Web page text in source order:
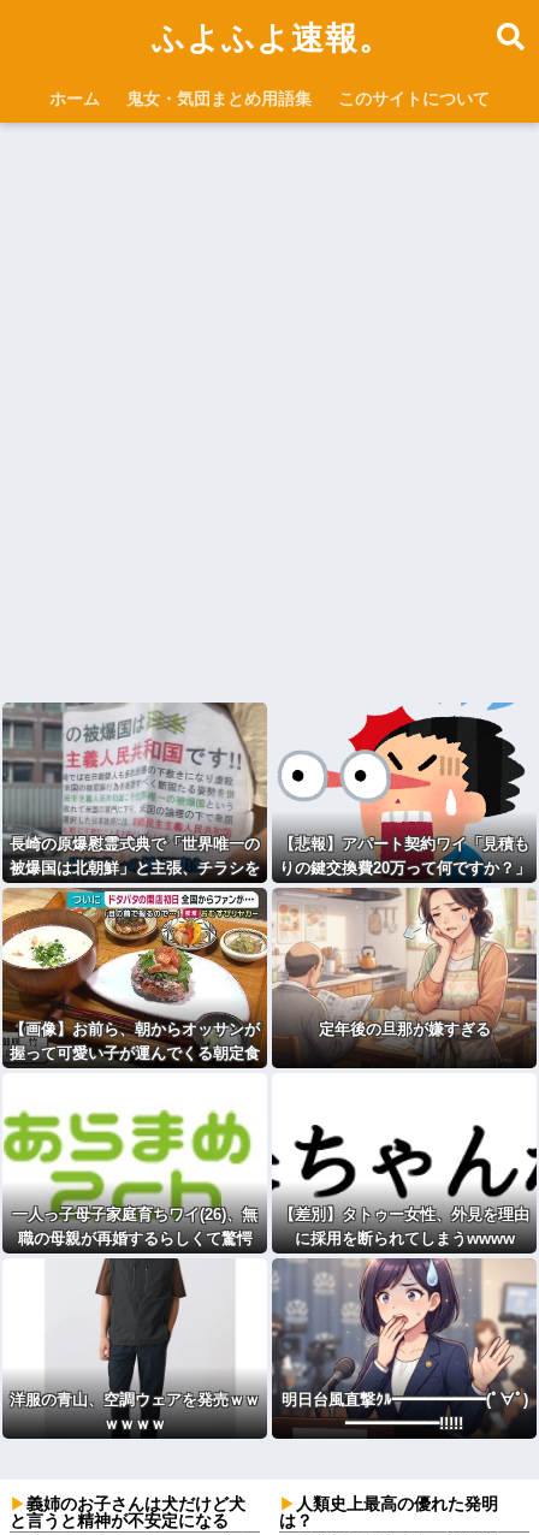
ふよふよ速報。
ホーム 鬼女・気団まとめ用語集 このサイトについて
長崎の原爆慰霊式典で「世界唯一の
被爆国は北朝鮮」と主張、チラシを
配布するヤバいヤツが発生
【悲報】アパート契約ワイ「見積も
りの鍵交換費20万って何ですか？」
不動産屋「鍵を新しい物に交換した
のです」
【画像】お前ら、朝からオッサンが
握って可愛い子が運んでくる朝定食
定年後の旦那が嫌すぎる
一人っ子母子家庭育ちワイ(26)、無
職の母親が再婚するらしくて驚愕
【差別】タトゥー女性、外見を理由
に採用を断られてしまうwwww
洋服の青山、空調ウェアを発売ｗｗ
ｗｗｗｗ
明日台風直撃ｸﾙ━━━━━━(ﾟ∀ﾟ)
━━━━━━!!!!!
義姉のお子さんは犬だけど犬
と言うと精神が不安定になる
人類史上最高の優れた発明
は？